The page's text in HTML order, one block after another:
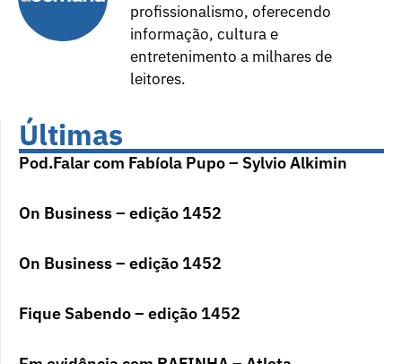
profissionalismo, oferecendo
informação, cultura e
entretenimento a milhares de
leitores.
Últimas
Pod.Falar com Fabíola Pupo – Sylvio Alkimin
On Business – edição 1452
On Business – edição 1452
Fique Sabendo – edição 1452